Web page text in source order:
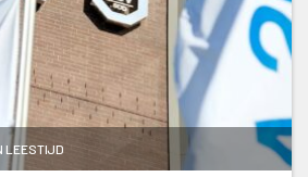
LEESTIJD